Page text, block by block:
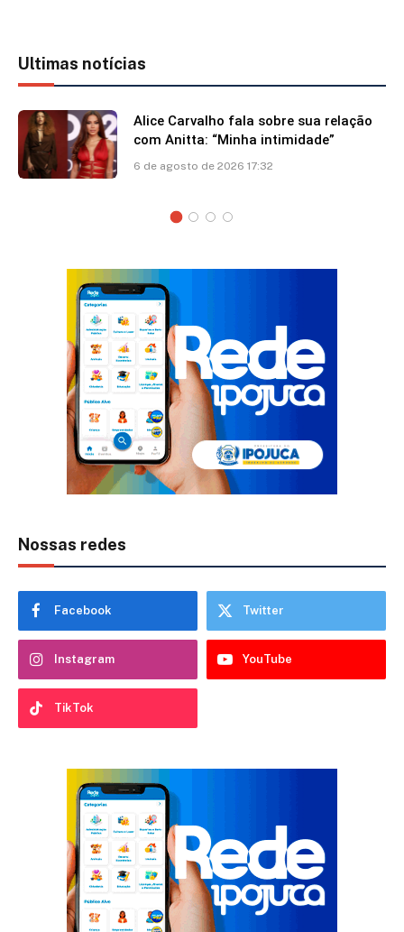
Ultimas notícias
Alice Carvalho fala sobre sua relação
com Anitta: “Minha intimidade”
6 de agosto de 2026 17:32
Nossas redes
Facebook Twitter
Instagram YouTube
TikTok